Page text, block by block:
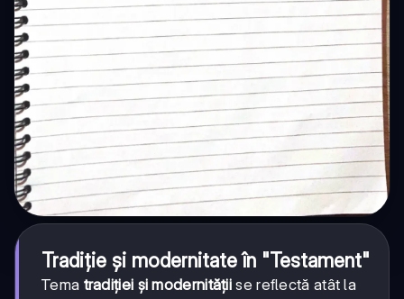
Tradiție și modernitate în "Testament"
Tema tradiției și modernității se reflectă atât la